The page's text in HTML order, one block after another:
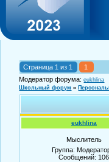
Страница 1 из 1
1
Модератор форума:eukhlina
Школьный форум »
eukhlina
Мыслитель
Группа:
Сообщений: 106